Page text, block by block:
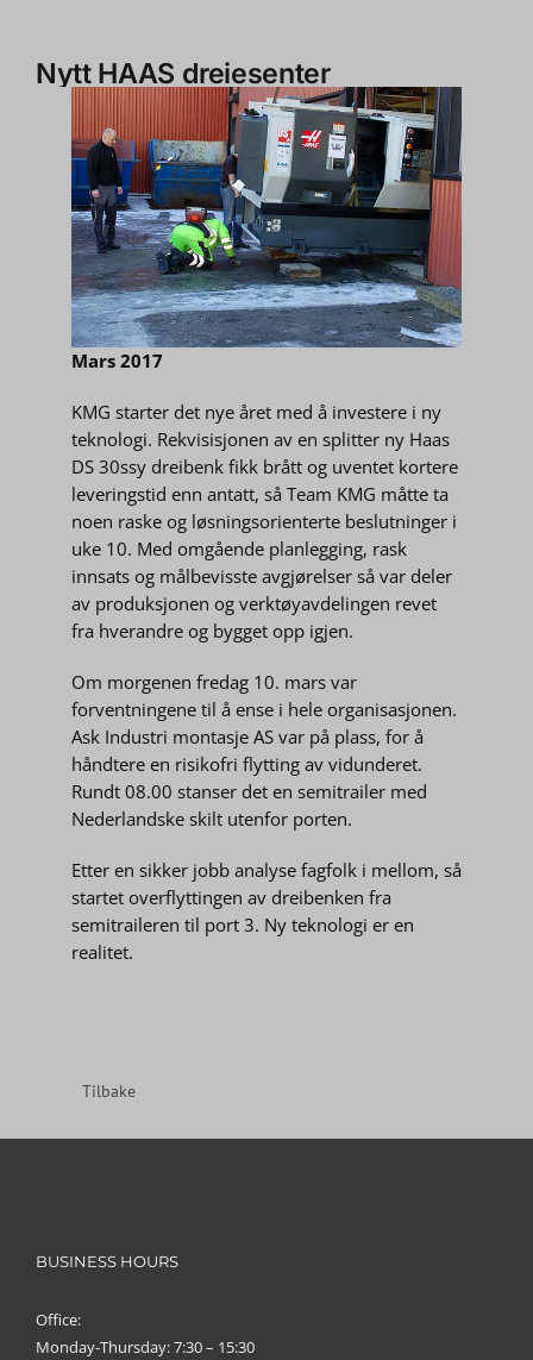
Nytt HAAS dreiesenter
Mars 2017
KMG starter det nye året med å investere i ny
teknologi. Rekvisisjonen av en splitter ny Haas
DS 30ssy dreibenk fikk brått og uventet kortere
leveringstid enn antatt, så Team KMG måtte ta
noen raske og løsningsorienterte beslutninger i
uke 10. Med omgående planlegging, rask
innsats og målbevisste avgjørelser så var deler
av produksjonen og verktøyavdelingen revet
fra hverandre og bygget opp igjen.
Om morgenen fredag 10. mars var
forventningene til å ense i hele organisasjonen.
Ask Industri montasje AS var på plass, for å
håndtere en risikofri flytting av vidunderet.
Rundt 08.00 stanser det en semitrailer med
Nederlandske skilt utenfor porten.
Etter en sikker jobb analyse fagfolk i mellom, så
startet overflyttingen av dreibenken fra
semitraileren til port 3. Ny teknologi er en
realitet.
Tilbake
BUSINESS HOURS
Office:
Monday-Thursday: 7:30 – 15:30